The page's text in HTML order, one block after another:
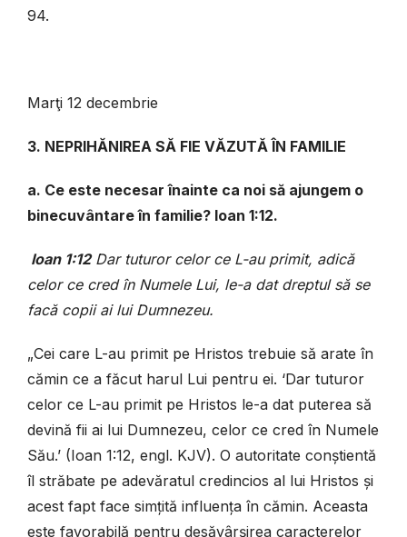
94.
Marţi 12 decembrie
3. NEPRIHĂNIREA SĂ FIE VĂZUTĂ ÎN FAMILIE
a. Ce este necesar înainte ca noi să ajungem o
binecuvântare în familie? Ioan 1:12.
Ioan 1:12Dar tuturor celor ce L-au primit, adică
celor ce cred în Numele Lui, le-a dat dreptul să se
facă copii ai lui Dumnezeu.
„Cei care L-au primit pe Hristos trebuie să arate în
cămin ce a făcut harul Lui pentru ei. ‘Dar tuturor
celor ce L-au primit pe Hristos le-a dat puterea să
devină fii ai lui Dumnezeu, celor ce cred în Numele
Său.’ (Ioan 1:12, engl. KJV). O autoritate conștientă
îl străbate pe adevăratul credincios al lui Hristos și
acest fapt face simțită influența în cămin. Aceasta
este favorabilă pentru desăvârşirea caracterelor